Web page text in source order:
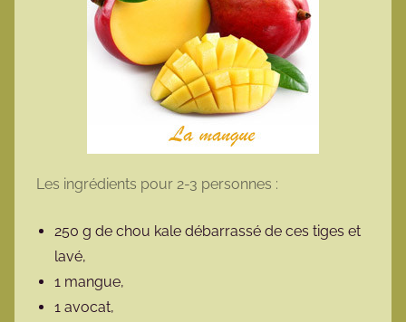
Les ingrédients pour 2-3 personnes :
250 g de chou kale débarrassé de ces tiges et
lavé,
1 mangue,
1 avocat,